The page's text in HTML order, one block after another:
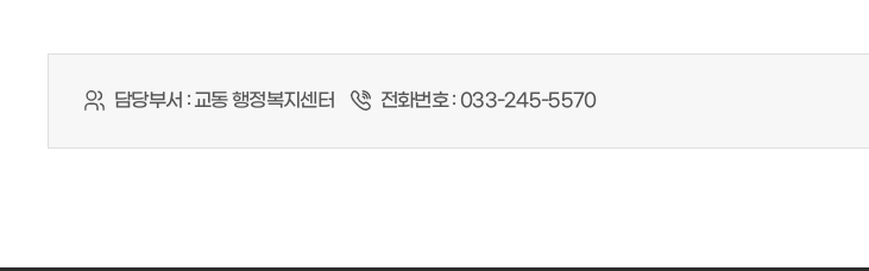
담당부서 :교동 행정복지센터 전화번호 : 033-245-5570